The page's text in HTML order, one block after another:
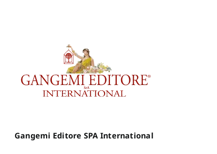
Gangemi Editore SPA International